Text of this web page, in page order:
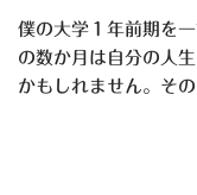
僕の大学１年前期を
の数か月は自分の人
かもしれません。そ